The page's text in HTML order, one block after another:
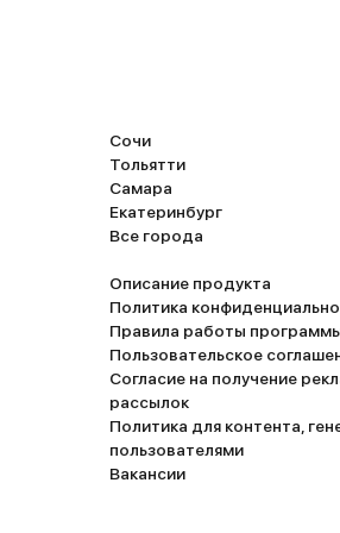
Сочи
Тольятти
Самара
Екатеринбург
Все города
Описание продукта
Политика
Правила работы
Пользовательское
Согласие на получение
рассылок
Политика для контента,
пользователями
Вакансии